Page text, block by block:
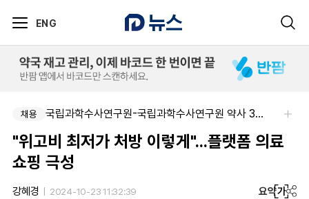
ENG
채용 국립과학수사연구원-국립과학수사연구원 약사 3명 채용
"위고비 최저가 처방 이렇게"...플랫폼 의료
쇼핑 극성
강혜경 2024-10-23 11:32:39 요약가